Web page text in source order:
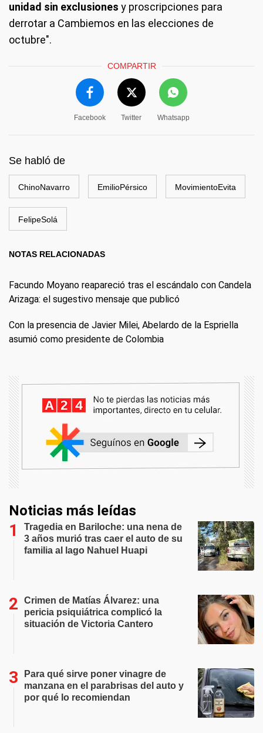
unidad sin exclusiones y proscripciones para
derrotar a Cambiemos en las elecciones de
octubre".
COMPARTIR
Facebook Twitter Whatsapp
Se habló de
ChinoNavarro EmilioPérsico MovimientoEvita
FelipeSolá
NOTAS RELACIONADAS
Facundo Moyano reapareció tras el escándalo con Candela
Arizaga: el sugestivo mensaje que publicó
Con la presencia de Javier Milei, Abelardo de la Espriella
asumió como presidente de Colombia
Noticias más leídas
Tragedia en Bariloche: una nena de
3 años murió tras caer el auto de su
familia al lago Nahuel Huapi
Crimen de Matías Álvarez: una
pericia psiquiátrica complicó la
situación de Victoria Cantero
Para qué sirve poner vinagre de
manzana en el parabrisas del auto y
por qué lo recomiendan